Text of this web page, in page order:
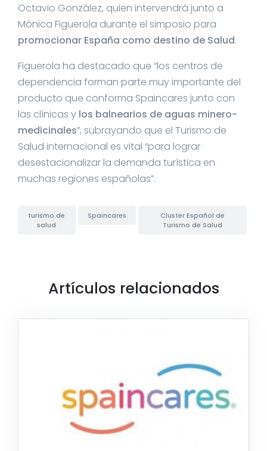
Octavio González, quien intervendrá junto a
Mónica Figuerola durante el simposio para
promocionar España como destino de Salud.
Figuerola ha destacado que “los centros de
dependencia forman parte muy importante del
producto que conforma Spaincares junto con
las clínicas y los balnearios de aguas minero-
medicinales”, subrayando que el Turismo de
Salud internacional es vital “para lograr
desestacionalizar la demanda turística en
muchas regiones españolas”.
turismo de
salud
Spaincares
Cluster Español de
Turismo de Salud
Artículos relacionados